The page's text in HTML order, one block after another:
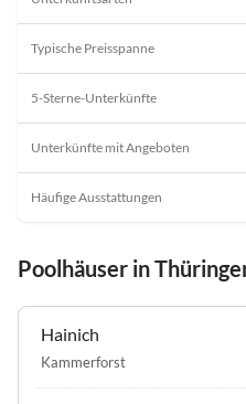
Typische Preisspanne
5-Sterne-Unterkünfte
Unterkünfte mit Angeboten
Häufige Ausstattungen
Poolhäuser in
Hainich
Kammerforst